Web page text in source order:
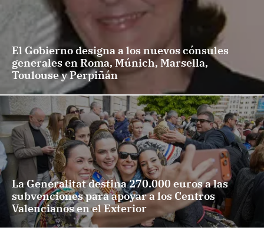
El Gobierno designa a los nuevos cónsules
generales en Roma, Múnich, Marsella,
Toulouse y Perpiñán
La Generalitat destina 270.000 euros a las
subvenciones para apoyar a los Centros
Valencianos en el Exterior